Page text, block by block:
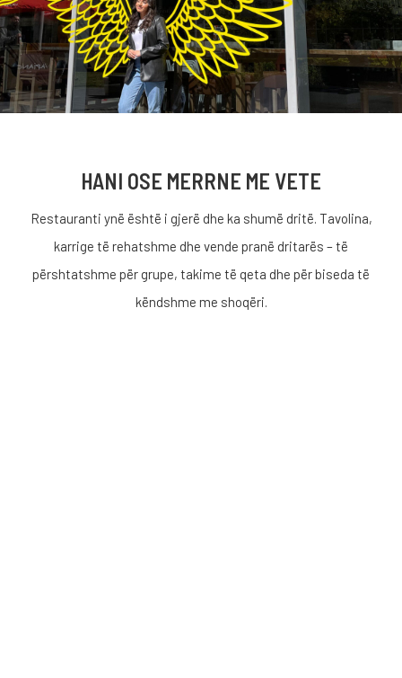
HANI OSE MERRNE ME VETE
Restauranti ynë është i gjerë dhe ka shumë dritë. Tavolina,
karrige të rehatshme dhe vende pranë dritarës – të
përshtatshme për grupe, takime të qeta dhe për biseda të
këndshme me shoqëri.